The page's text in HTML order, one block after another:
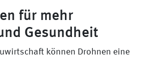
für mehr
Gesundheit
können Drohnen eine